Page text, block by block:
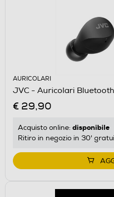
AURICOLARI
JVC - Auricolari
€ 29,90
Acquisto online: disponibile
Ritiro in negozio in 30'